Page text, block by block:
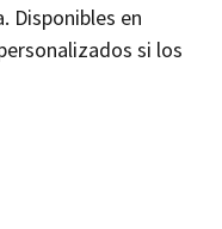
Disponibles en
si los